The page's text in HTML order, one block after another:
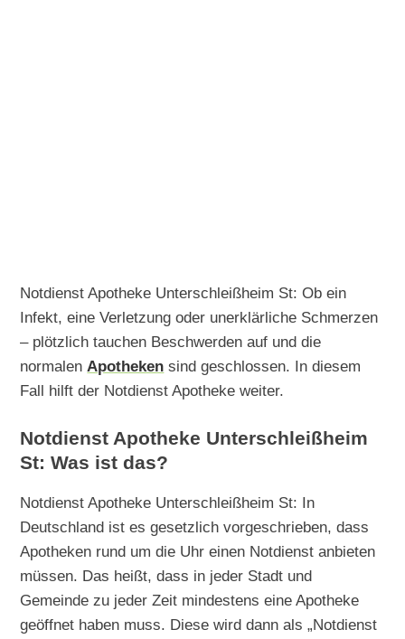
Notdienst Apotheke Unterschleißheim St: Ob ein
Infekt, eine Verletzung oder unerklärliche Schmerzen
– plötzlich tauchen Beschwerden auf und die
normalenApotheken sind geschlossen. In diesem
Fall hilft der Notdienst Apotheke weiter.
Notdienst Apotheke Unterschleißheim
St: Was ist das?
Notdienst Apotheke Unterschleißheim St: In
Deutschland ist es gesetzlich vorgeschrieben, dass
Apotheken rund um die Uhr einen Notdienst anbieten
müssen. Das heißt, dass in jeder Stadt und
Gemeinde zu jeder Zeit mindestens eine Apotheke
geöffnet haben muss. Diese wird dann als „Notdienst